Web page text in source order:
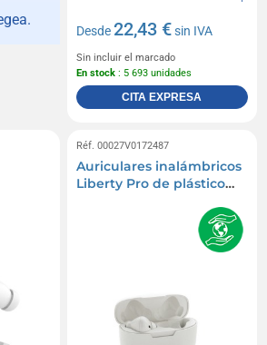
Desde22,43 €sin IVA
Sin incluir el marcado
En stock : 5 693 unidades
CITA EXPRESA
Réf. 00027V0172487
Auriculares inalámbricos
Liberty Pro de plástico